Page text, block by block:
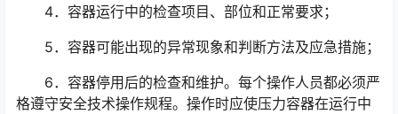
4．容器运行中的检查项目、部位和正常要求；
5．容器可能出现的异常现象和判断方法及应急措施；
6．容器停用后的检查和维护。每个操作人员都必须严
格遵守安全技术操作规程。操作时应使压力容器在运行中